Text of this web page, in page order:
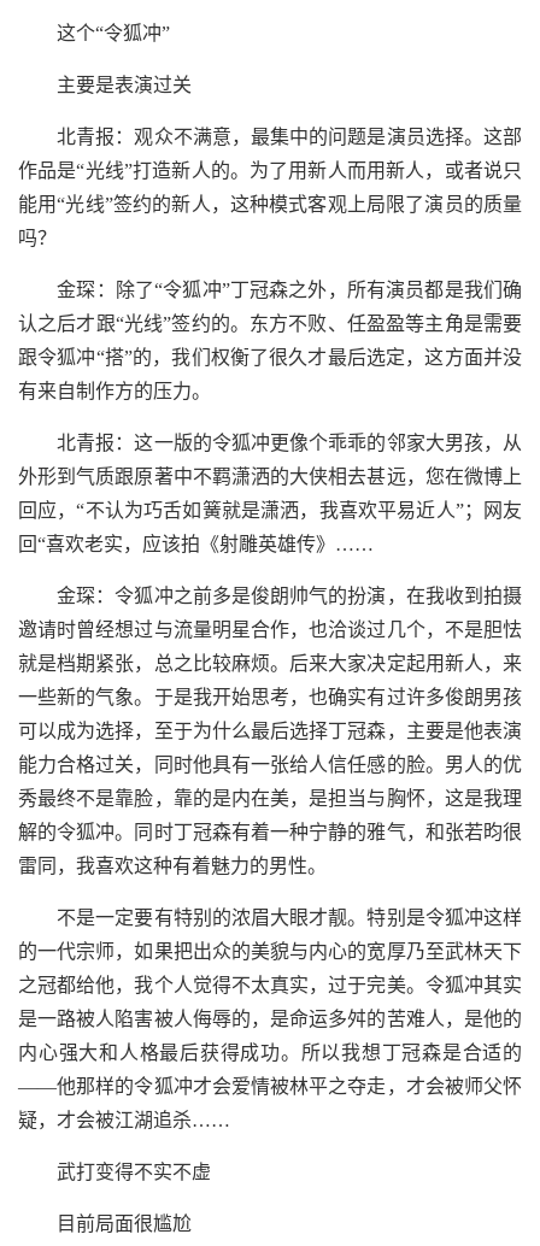
这个“令狐冲”
主要是表演过关
北青报：观众不满意，最集中的问题是演员选择。这部
作品是“光线”打造新人的。为了用新人而用新人，或者说只
能用“光线”签约的新人，这种模式客观上局限了演员的质量
吗？
金琛：除了“令狐冲”丁冠森之外，所有演员都是我们确
认之后才跟“光线”签约的。东方不败、任盈盈等主角是需要
跟令狐冲“搭”的，我们权衡了很久才最后选定，这方面并没
有来自制作方的压力。
北青报：这一版的令狐冲更像个乖乖的邻家大男孩，从
外形到气质跟原著中不羁潇洒的大侠相去甚远，您在微博上
回应，“不认为巧舌如簧就是潇洒，我喜欢平易近人”；网友
回“喜欢老实，应该拍《射雕英雄传》……
金琛：令狐冲之前多是俊朗帅气的扮演，在我收到拍摄
邀请时曾经想过与流量明星合作，也洽谈过几个，不是胆怯
就是档期紧张，总之比较麻烦。后来大家决定起用新人，来
一些新的气象。于是我开始思考，也确实有过许多俊朗男孩
可以成为选择，至于为什么最后选择丁冠森，主要是他表演
能力合格过关，同时他具有一张给人信任感的脸。男人的优
秀最终不是靠脸，靠的是内在美，是担当与胸怀，这是我理
解的令狐冲。同时丁冠森有着一种宁静的雅气，和张若昀很
雷同，我喜欢这种有着魅力的男性。
不是一定要有特别的浓眉大眼才靓。特别是令狐冲这样
的一代宗师，如果把出众的美貌与内心的宽厚乃至武林天下
之冠都给他，我个人觉得不太真实，过于完美。令狐冲其实
是一路被人陷害被人侮辱的，是命运多舛的苦难人，是他的
内心强大和人格最后获得成功。所以我想丁冠森是合适的
——他那样的令狐冲才会爱情被林平之夺走，才会被师父怀
疑，才会被江湖追杀……
武打变得不实不虚
目前局面很尴尬